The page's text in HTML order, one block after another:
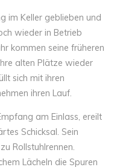
im Keller geblieben und
wieder in Betrieb
kommen seine früheren
alten Plätze wieder
sich mit ihren
ihren Lauf.
am Einlass, ereilt
Schicksal. Sein
Rollstuhlrennen.
Lächeln die Spuren